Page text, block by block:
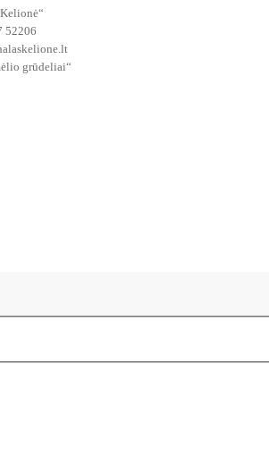
52206
grūdeliai“